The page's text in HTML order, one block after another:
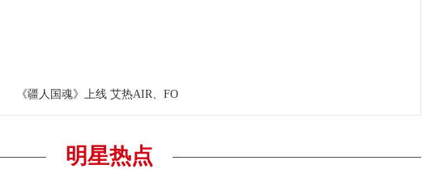
《疆人国魂》上线 艾热AIR、FO
明星热点